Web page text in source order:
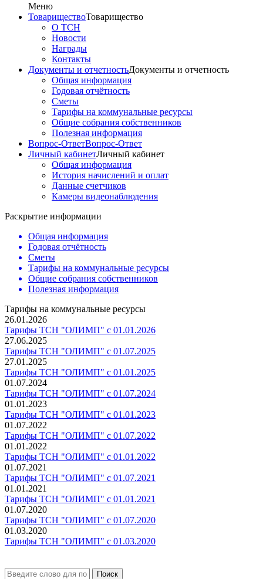
Меню
ТовариществоТоварищество
О ТСН
Новости
Награды
Контакты
Документы и отчетностьДокументы и отчетность
Общая информация
Годовая отчётность
Сметы
Тарифы на коммунальные ресурсы
Общие собрания собственников
Полезная информация
Вопрос-ОтветВопрос-Ответ
Личный кабинетЛичный кабинет
Общая информация
История начислений и оплат
Данные счетчиков
Камеры видеонаблюдения
Раскрытие информации
Общая информация
Годовая отчётность
Сметы
Тарифы на коммунальные ресурсы
Общие собрания собственников
Полезная информация
Тарифы на коммунальные ресурсы
26.01.2026
Тарифы ТСН "ОЛИМП" с 01.01.2026
27.06.2025
Тарифы ТСН "ОЛИМП" с 01.07.2025
27.01.2025
Тарифы ТСН "ОЛИМП" с 01.01.2025
01.07.2024
Тарифы ТСН "ОЛИМП" с 01.07.2024
01.01.2023
Тарифы ТСН "ОЛИМП" с 01.01.2023
01.07.2022
Тарифы ТСН "ОЛИМП" с 01.07.2022
01.01.2022
Тарифы ТСН "ОЛИМП" с 01.01.2022
01.07.2021
Тарифы ТСН "ОЛИМП" с 01.07.2021
01.01.2021
Тарифы ТСН "ОЛИМП" с 01.01.2021
01.07.2020
Тарифы ТСН "ОЛИМП" с 01.07.2020
01.03.2020
Тарифы ТСН "ОЛИМП" с 01.03.2020
Поиск